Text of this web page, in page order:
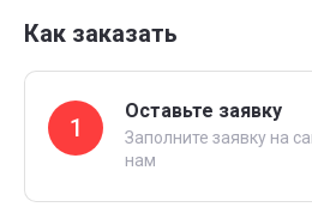
Как заказать
1
Оставьте заявку
Заполните заявку на
нам